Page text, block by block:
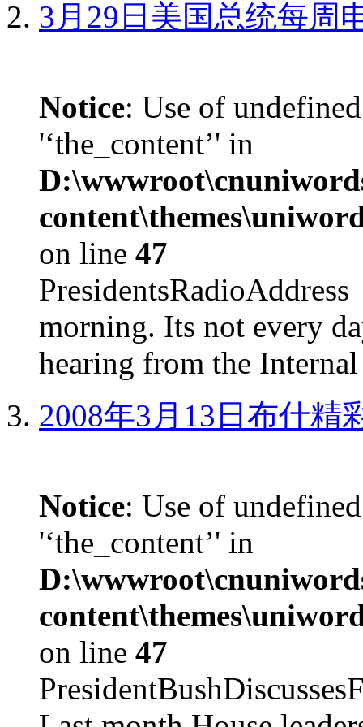
3月29日美国总统每周
Notice: Use of
'‘the_content’' in
on line 47
morning. Its not every
hearing from the
2008年3月13日布什精
Notice: Use of
'‘the_content’' in
on line 47